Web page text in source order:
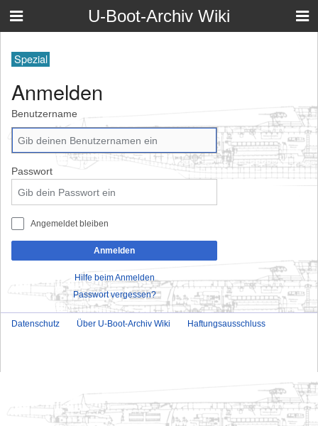
U-Boot-Archiv Wiki
Spezial
Anmelden
Benutzername
Passwort
Angemeldet bleiben
Anmelden
Hilfe beim Anmelden
Passwort vergessen?
Datenschutz Über U-Boot-Archiv Wiki Haftungsausschluss